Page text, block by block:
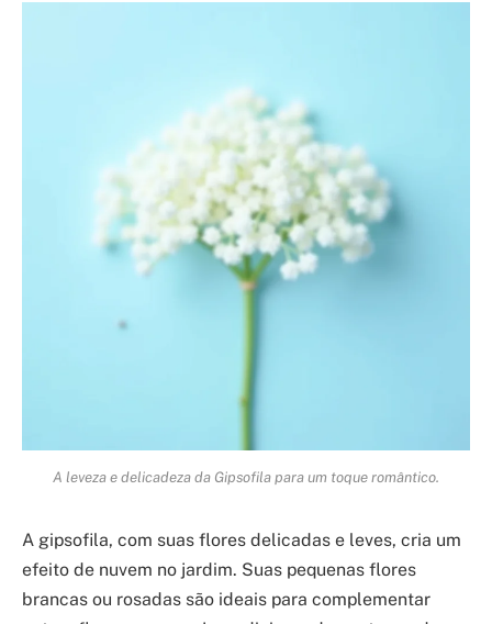
A leveza e delicadeza da Gipsofila para um toque romântico.
A gipsofila, com suas flores delicadas e leves, cria um
efeito de nuvem no jardim. Suas pequenas flores
brancas ou rosadas são ideais para complementar